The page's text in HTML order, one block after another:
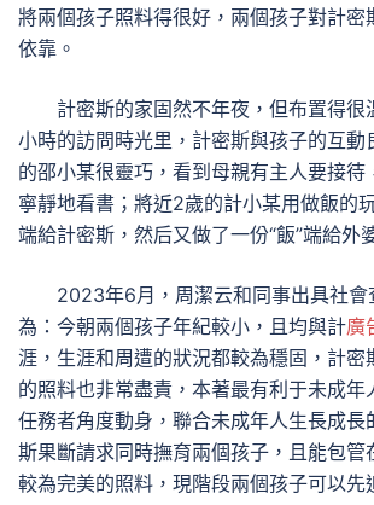
將兩個孩子照料得很好，兩個孩子對計密
依靠。
計密斯的家固然不年夜，但布置得很
小時的訪問時光里，計密斯與孩子的互動
的邵小某很靈巧，看到母親有主人要接待
寧靜地看書；將近2歲的計小某用做飯的
端給計密斯，然后又做了一份“飯”端給外
2023年6月，周潔云和同事出具社會
為：今朝兩個孩子年紀較小，且均與計廣
涯，生涯和周遭的狀況都較為穩固，計密
的照料也非常盡責，本著最有利于未成年
任務者角度動身，聯合未成年人生長成長
斯果斷請求同時撫育兩個孩子，且能包管
較為完美的照料，現階段兩個孩子可以先